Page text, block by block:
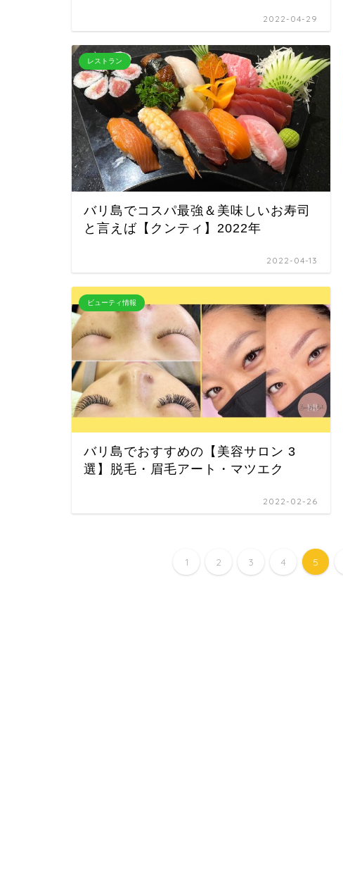
2022-04-29
レストラン
バリ島でコスパ最強＆美味しいお寿司
と言えば【クンティ】2022年
2022-04-13
ビューティ情報
バリ島でおすすめの【美容サロン 3
選】脱毛・眉毛アート・マツエク
2022-02-26
1 2 3 4 5